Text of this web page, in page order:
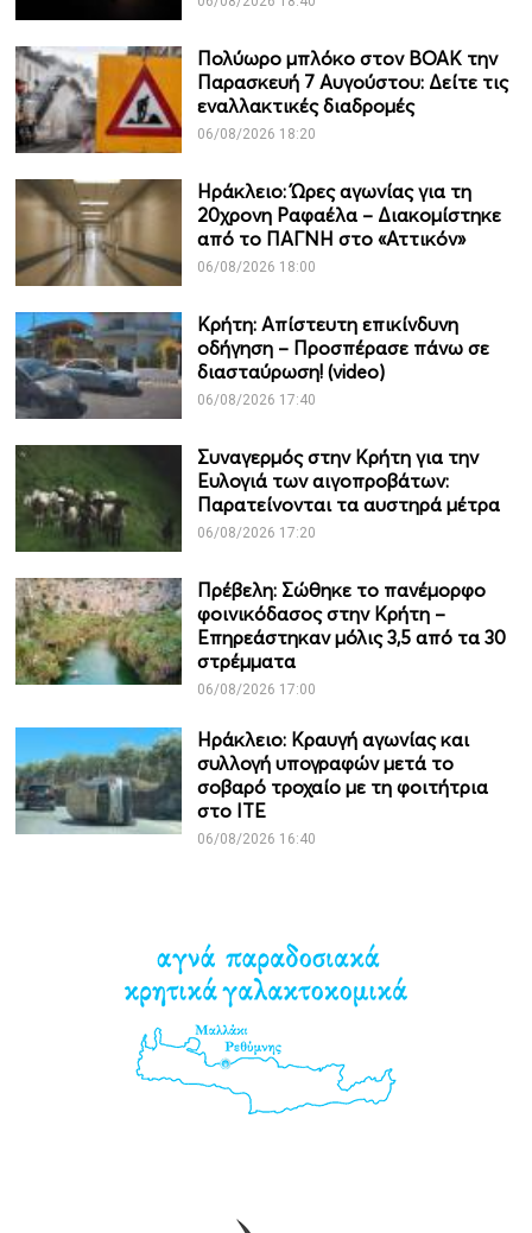
Πολύωρο μπλόκο στον ΒΟΑΚ την
Παρασκευή 7 Αυγούστου: Δείτε τις
εναλλακτικές διαδρομές
06/08/2026 18:20
Ηράκλειο: Ώρες αγωνίας για τη
20χρονη Ραφαέλα – Διακομίστηκε
από το ΠΑΓΝΗ στο «Αττικόν»
06/08/2026 18:00
Κρήτη: Απίστευτη επικίνδυνη
οδήγηση – Προσπέρασε πάνω σε
διασταύρωση! (video)
06/08/2026 17:40
Συναγερμός στην Κρήτη για την
Ευλογιά των αιγοπροβάτων:
Παρατείνονται τα αυστηρά μέτρα
06/08/2026 17:20
Πρέβελη: Σώθηκε το πανέμορφο
φοινικόδασος στην Κρήτη –
Επηρεάστηκαν μόλις 3,5 από τα 30
στρέμματα
06/08/2026 17:00
Ηράκλειο: Κραυγή αγωνίας και
συλλογή υπογραφών μετά το
σοβαρό τροχαίο με τη φοιτήτρια
στο ΙΤΕ
06/08/2026 16:40